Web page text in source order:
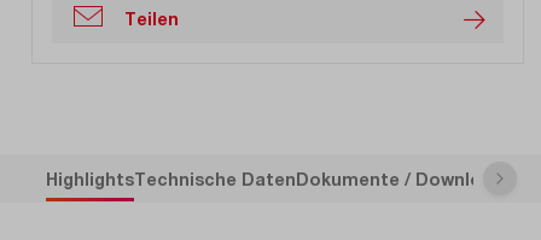
Teilen
HighlightsTechnische DatenDokumente / Downloads